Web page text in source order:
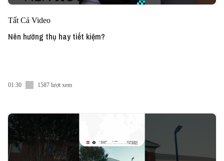
Tất Cả Video
Nên hưởng thụ hay tiết kiệm?
01:30 1587 lượt xem